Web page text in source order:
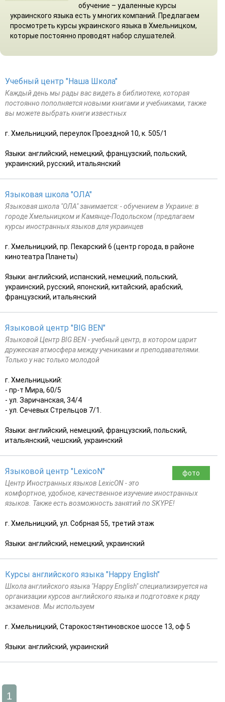
обучение – удаленные курсы
украинского языка есть у многих компаний. Предлагаем
просмотреть курсы украинского языка в Хмельницком,
которые постоянно проводят набор слушателей.
Учебный центр "Наша Школа"
Каждый день мы рады вас видеть в библиотеке, которая
постоянно пополняется новыми книгами и учебниками, также
вы можете выбрать книги известных
г. Хмельницкий, переулок Проездной 10, к. 505/1
Языки: английский, немецкий, французский, польский,
украинский, русский, итальянский
Языковая школа "ОЛА"
Языковая школа "ОЛА" занимается: - обучением в Украине: в
городе Хмельницком и Камянце-Подольском (предлагаем
курсы иностранных языков для украинцев
г. Хмельницкий, пр. Пекарский 6 (центр города, в районе
кинотеатра Планеты)
Языки: английский, испанский, немецкий, польский,
украинский, русский, японский, китайский, арабский,
французский, итальянский
Языковой центр "BIG BEN"
Языковой Центр BIG BEN - учебный центр, в котором царит
дружеская атмосфера между учениками и преподавателями.
Только у нас только молодой
г. Хмельницький:
- пр-т Мира, 60/5
- ул. Заричанская, 34/4
- ул. Сечевых Стрельцов 7/1.
Языки: английский, немецкий, французский, польский,
итальянский, чешский, украинский
фото
Языковой центр "LexicoN"
Центр Иностранных языков LexicON - это
комфортное, удобное, качественное изучение иностранных
языков. Также есть возможность занятий по SKYPE!
г. Хмельницкий, ул. Собрная 55, третий этаж
Языки: английский, немецкий, украинский
Курсы английского языка "Happy English"
Школа английского языка "Happy English" специализируется на
организации курсов английского языка и подготовке к ряду
экзаменов. Мы используем
г. Хмельницкий, Старокостянтиновское шоссе 13, оф 5
Языки: английский, украинский
1